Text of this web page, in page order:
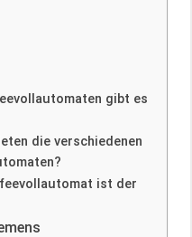
gibt es
die verschiedenen
ist der